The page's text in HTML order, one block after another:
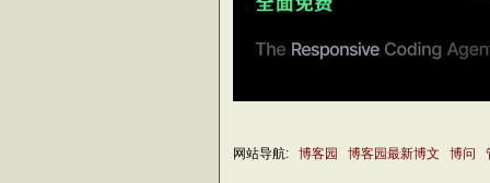
网站导航: 博客园 博客园最新博文 博问